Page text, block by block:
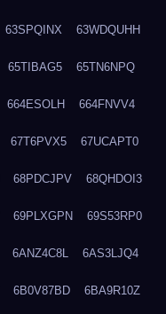
63SPQINX 63WDQUHH
65TIBAG5 65TN6NPQ
664ESOLH 664FNVV4
67T6PVX5 67UCAPT0
68PDCJPV 68QHDOI3
69PLXGPN 69S53RP0
6ANZ4C8L 6AS3LJQ4
6B0V87BD 6BA9R10Z